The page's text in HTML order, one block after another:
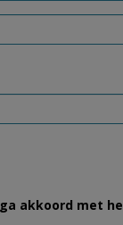
akkoord met